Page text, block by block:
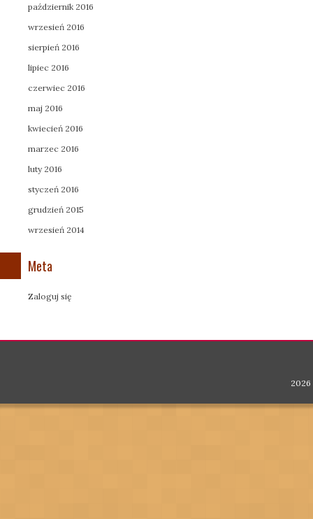
październik 2016
wrzesień 2016
sierpień 2016
lipiec 2016
czerwiec 2016
maj 2016
kwiecień 2016
marzec 2016
luty 2016
styczeń 2016
grudzień 2015
wrzesień 2014
Meta
Zaloguj się
2026